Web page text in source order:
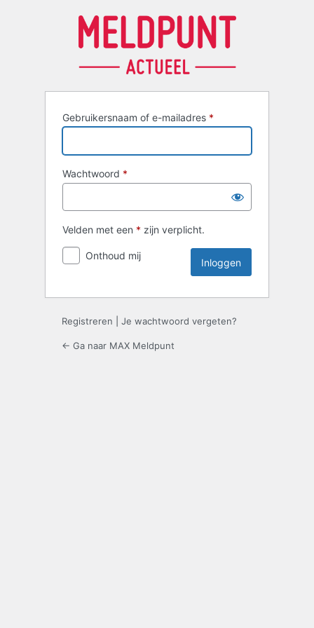
Gebruikersnaam of e-mailadres *
Wachtwoord *
Velden met een * zijn verplicht.
Onthoud mij
Registreren Je wachtwoord vergeten?
← Ga naar MAX Meldpunt